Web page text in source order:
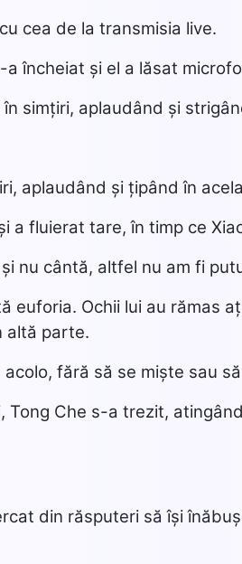
cea de la transmisia live.
încheiat și el a lăsat
simțiri, aplaudând și
aplaudând și țipând în
a fluierat tare, în timp ce
nu cântă, altfel nu am fi
euforia. Ochii lui au rămas
altă parte.
fără să se miște sau
Che s-a trezit,
din răsputeri să își